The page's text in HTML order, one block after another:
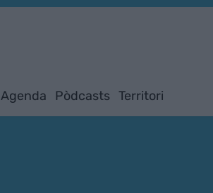
Agenda Pòdcasts Territori